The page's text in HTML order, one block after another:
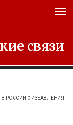
связи
РОССИИ С ИЗБАВЛЕНИЯ